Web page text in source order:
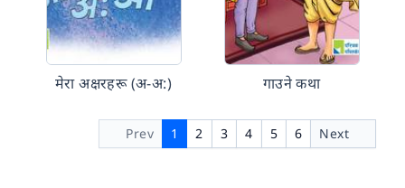
मेरा अक्षरहरू (अ-अ:) गाउने कथा
Prev 1 2 3 4 5 6 Next